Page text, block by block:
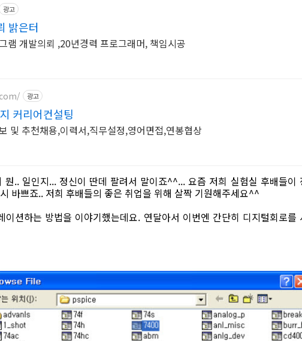
광고
밝은터
램 개발의뢰 ,20년경력 프로그래머, 책임시공
광고
커리어컨설팅
외국계기업 취업,이직,정보 및 추천채용,이력서,직무설정,영어면접,연봉협상
뭔.. 일인지... 정신이 딴데 팔려서 말이죠^^... 요즘 저희 실험실 후배들이
바쁘죠.. 저희 후배들의 좋은 취업을 위해 살짝 기원해주세요^^
이션하는 방법을 이야기했는데요. 연달아서 이번엔 간단히 디지털회로를